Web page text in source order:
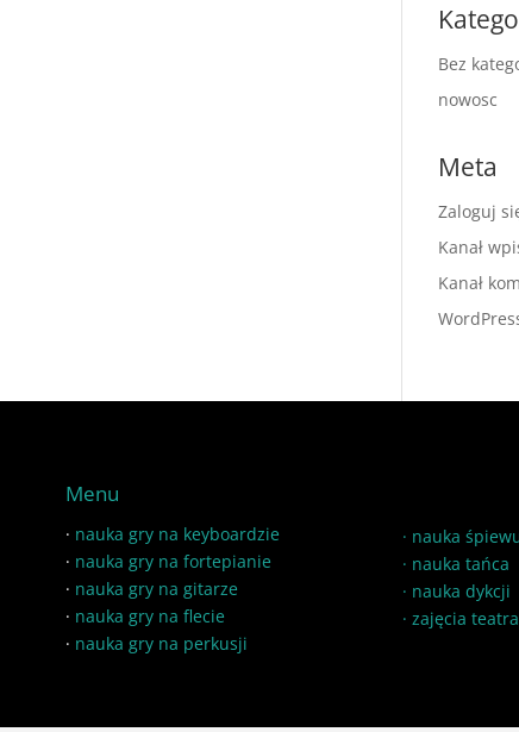
Bez
nowosc
Meta
Zaloguj
Kanał
Kanał
Menu
· nauka gry na keyboardzie
· nauka gry na fortepianie
· nauka gry na gitarze
· nauka gry na flecie
· nauka gry na perkusji
· nauka
· nauka tańca
· nauka dykcji
·zajęcia